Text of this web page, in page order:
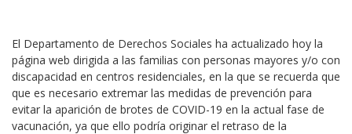
El Departamento de Derechos Sociales ha actualizado hoy la
página web dirigida a las familias con personas mayores y/o con
discapacidad en centros residenciales, en la que se recuerda que
que es necesario extremar las medidas de prevención para
evitar la aparición de brotes de COVID-19 en la actual fase de
vacunación, ya que ello podría originar el retraso de la